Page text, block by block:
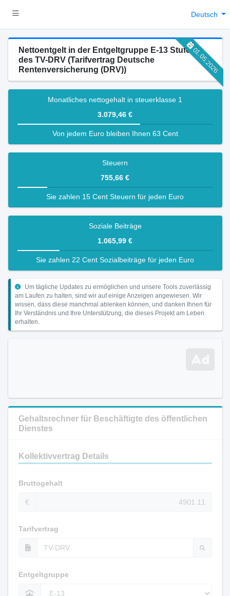
Deutsch
01.05.2026
Nettoentgelt in der Entgeltgruppe E-13 Stufe 1
des TV-DRV (Tarifvertrag Deutsche
Rentenversicherung (DRV))
Monatliches nettogehalt in steuerklasse 1
3.079,46 €
Von jedem Euro bleiben Ihnen 63 Cent
Steuern
755,66 €
Sie zahlen 15 Cent Steuern für jeden Euro
Soziale Beiträge
1.065,99 €
Sie zahlen 22 Cent Sozialbeiträge für jeden Euro
Um tägliche Updates zu ermöglichen und unsere Tools zuverlässig
am Laufen zu halten, sind wir auf einige Anzeigen angewiesen. Wir
wissen, dass diese manchmal ablenken können, und danken Ihnen für
Ihr Verständnis und Ihre Unterstützung, die dieses Projekt am Leben
erhalten.
Gehaltsrechner für Beschäftigte des öffentlichen
Dienstes
Kollektivvertrag Details
Bruttogehalt
€
Tarifvertrag
Entgeltgruppe